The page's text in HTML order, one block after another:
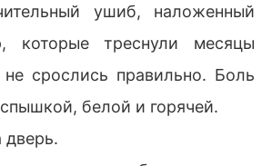
ушиб, наложенный
которые треснули месяцы
срослись правильно. Боль
белой и горячей.
дверь.